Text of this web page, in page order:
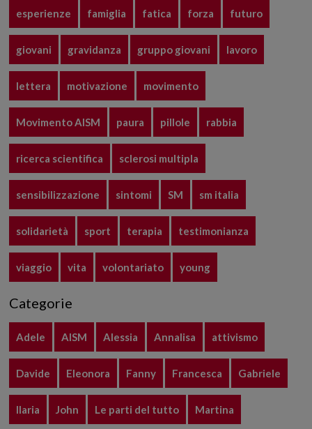
esperienze famiglia fatica forza futuro
giovani gravidanza gruppo giovani lavoro
lettera motivazione movimento
Movimento AISM paura pillole rabbia
ricerca scientifica sclerosi multipla
sensibilizzazione sintomi SM sm italia
solidarietà sport terapia testimonianza
viaggio vita volontariato young
Categorie
Adele AISM Alessia Annalisa attivismo
Davide Eleonora Fanny Francesca Gabriele
Ilaria John Le parti del tutto Martina